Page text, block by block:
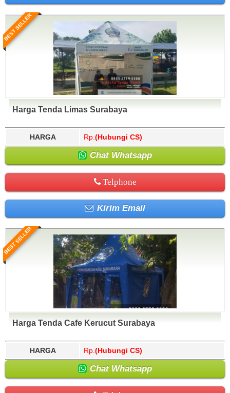
BEST SELLER
Harga Tenda Limas Surabaya
HARGA Rp. (Hubungi CS)
Chat Whatsapp
Telphone
Kirim Email
BEST SELLER
Harga Tenda Cafe Kerucut Surabaya
HARGA Rp. (Hubungi CS)
Chat Whatsapp